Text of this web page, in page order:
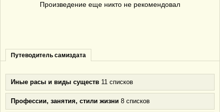
Произведение еще никто не рекомендовал
Путеводитель самиздата
Иные расы и виды существ 11 списков
Профессии, занятия, стили жизни 8 списков